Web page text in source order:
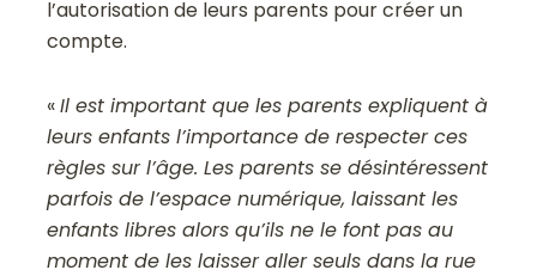
l’autorisation de leurs parents pour créer un
compte.
«Il est important que les parents expliquent à
leurs enfants l’importance de respecter ces
règles sur l’âge. Les parents se désintéressent
parfois de l’espace numérique, laissant les
enfants libres alors qu’ils ne le font pas au
moment de les laisser aller seuls dans la rue